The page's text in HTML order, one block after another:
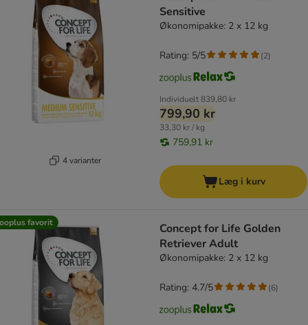
4 varianter
Sensitive
Økonomipakke: 2 x 12 kg
Individuelt839,80 kr
799,90 kr
33,30 kr / kg
759,91 kr
Rating: 5/5 (2)
Læg i kurv
favorit
Concept for Life Golden
Retriever Adult
Økonomipakke: 2 x 12 kg
Rating: 4.7/5 (6)